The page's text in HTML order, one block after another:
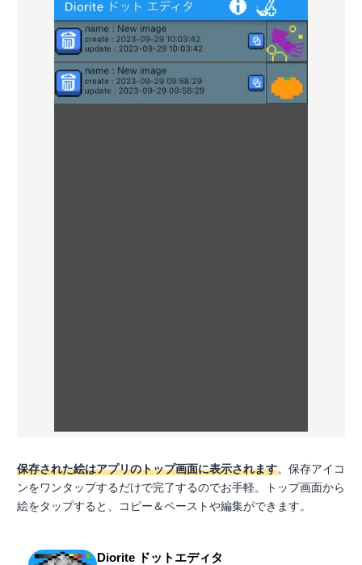
保存された絵はアプリのトップ画面に表示されます。保存アイコ
ンをワンタップするだけで完了するのでお手軽。トップ画面から
絵をタップすると、コピー＆ペーストや編集ができます。
Diorite ドットエディタ